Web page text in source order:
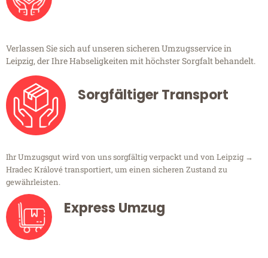
Verlassen Sie sich auf unseren sicheren Umzugsservice in
Leipzig, der Ihre Habseligkeiten mit höchster Sorgfalt behandelt.
Sorgfältiger Transport
Ihr Umzugsgut wird von uns sorgfältig verpackt und von Leipzig →
Hradec Králové transportiert, um einen sicheren Zustand zu
gewährleisten.
Express Umzug